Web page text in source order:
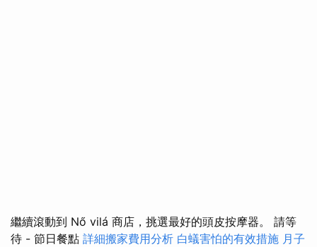
繼續滾動到 Nő vilá 商店，挑選最好的頭皮按摩器。 請等
待 - 節日餐點 詳細搬家費用分析 白蟻害怕的有效措施 月子